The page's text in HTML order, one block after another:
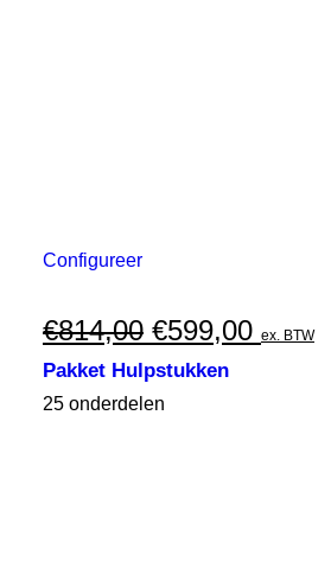
Configureer
€814,00 Oorspronkelijke
prijs
was:
€599,00Huidige
ex. BTW
Pakket Hulpstukken
25 onderdelen